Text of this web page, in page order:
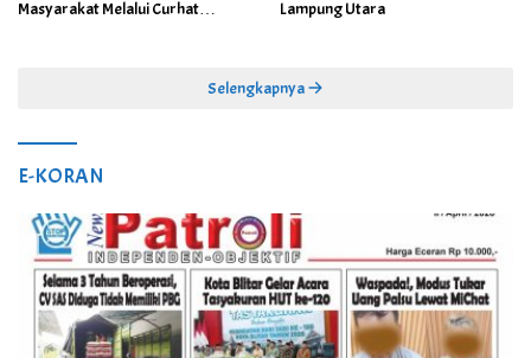
Masyarakat Melalui Curhat
Lampung Utara
Selengkapnya
E-KORAN